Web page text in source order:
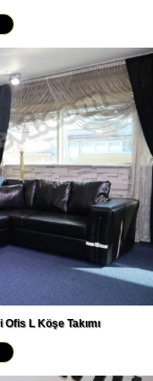
L Köşe Takımı